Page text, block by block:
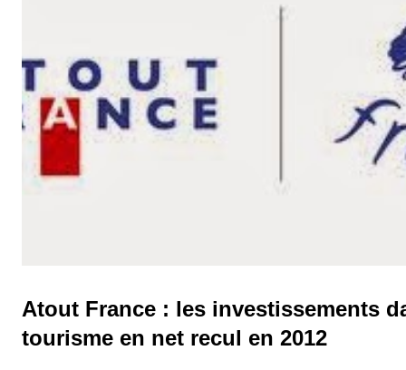
Atout France : les investissements
tourisme en net recul en 2012